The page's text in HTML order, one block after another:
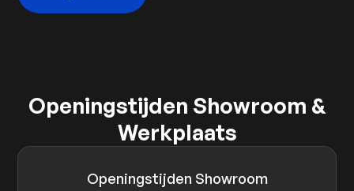
Openingstijden Showroom &
Werkplaats
Openingstijden Showroom